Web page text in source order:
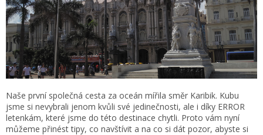
Naše první společná cesta za oceán mířila směr Karibik. Kubu
jsme si nevybrali jenom kvůli své jedinečnosti, ale i díky ERROR
letenkám, které jsme do této destinace chytli. Proto vám nyní
můžeme přinést tipy, co navštívit a na co si dát pozor, abyste si